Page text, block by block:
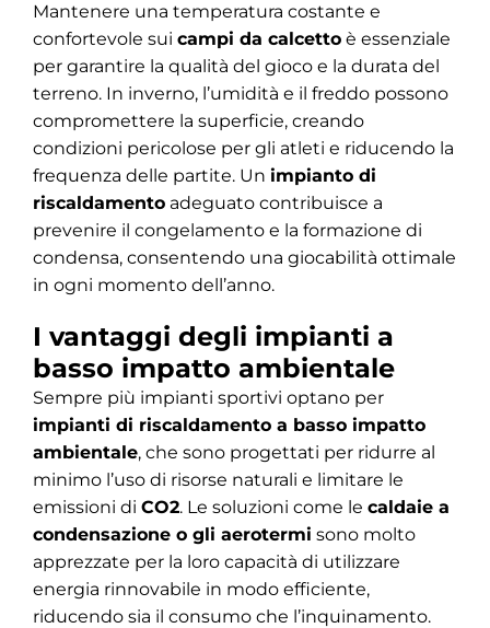
Mantenere una temperatura costante e
confortevole sui campi da calcettoè essenziale
per garantire la qualità del gioco e la durata del
terreno. In inverno, l’umidità e il freddo possono
compromettere la superficie, creando
condizioni pericolose per gli atleti e riducendo la
frequenza delle partite. Un impianto di
riscaldamentoadeguato contribuisce a
prevenire il congelamento e la formazione di
condensa, consentendo una giocabilità ottimale
in ogni momento dell’anno.
I vantaggi degli impianti a
basso impatto ambientale
Sempre più impianti sportivi optano per
impianti di riscaldamento a basso impatto
ambientale, che sono progettati per ridurre al
minimo l’uso di risorse naturali e limitare le
emissioni di CO2. Le soluzioni come le caldaie a
condensazione o gli aerotermi sono molto
apprezzate per la loro capacità di utilizzare
energia rinnovabile in modo efficiente,
riducendo sia il consumo che l’inquinamento.